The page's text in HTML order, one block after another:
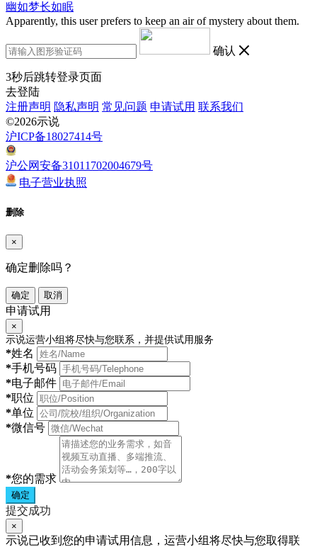
幽如梦长如眠
Apparently, this user prefers to keep an air of mystery about them.
确认
3秒后跳转登录页面
去登陆
注册声明 隐私声明 常见问题 申请试用 联系我们
©2026示说
沪ICP备18027414号
沪公网安备31011702004679号
电子营业执照
删除
×
确定删除吗？
确定 取消
申请试用
×
示说运营小组将尽快与您联系，并提供试用服务
*姓名
*手机号码
*电子邮件
*职位
*单位
*微信号
*您的需求
确定
提交成功
×
示说已收到您的申请试用信息，运营小组将尽快与您取得联